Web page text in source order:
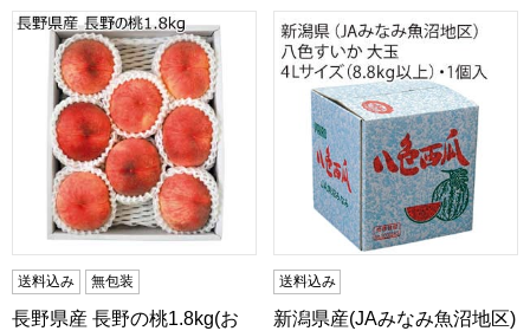
長野県産 長野の桃1.8kg(お届け期間：8/21〜8/31)【夏の贈
送料込み 無包装
長野県産 長野の桃1.8kg(お
新潟県産(JAみなみ魚沼地区
送料込み
新潟県産(JAみなみ魚沼地区)